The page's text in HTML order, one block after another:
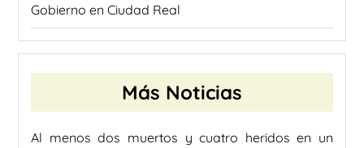
Gobierno en Ciudad Real
Más Noticias
Al menos dos muertos y cuatro heridos en un